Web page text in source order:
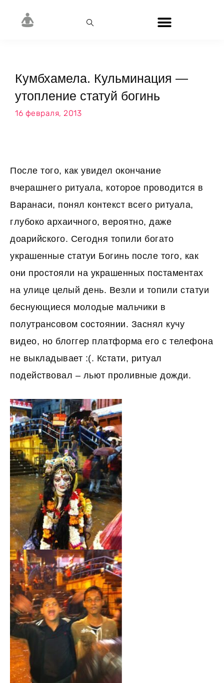
Кумбхамела. Кульминация —
утопление статуй богинь
16 февраля, 2013
После того, как увидел окончание
вчерашнего ритуала, которое проводится в
Варанаси, понял контекст всего ритуала,
глубоко архаичного, вероятно, даже
доарийского. Сегодня топили богато
украшенные статуи Богинь после того, как
они простояли на украшенных постаментах
на улице целый день. Везли и топили статуи
беснующиеся молодые мальчики в
полутрансовом состоянии. Заснял кучу
видео, но блоггер платформа его с телефона
не выкладывает :(. Кстати, ритуал
подействовал – льют проливные дожди.